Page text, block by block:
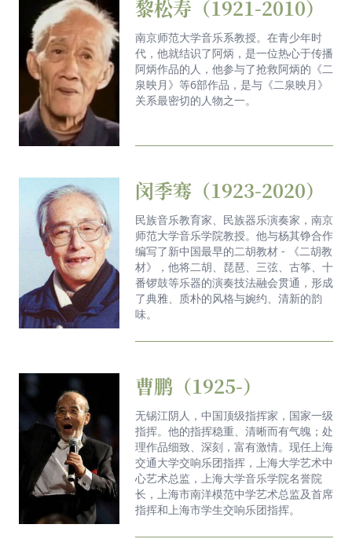
黎松寿（1921-2010）
南京师范大学音乐系教授。在青少年时
代，他就结识了阿炳，是一位热心于传播
阿炳作品的人，他参与了抢救阿炳的《二
泉映月》等6部作品，是与《二泉映月》
关系最密切的人物之一。
闵季骞（1923-2020）
民族音乐教育家、民族器乐演奏家，南京
师范大学音乐学院教授。他与杨其铮合作
编写了新中国最早的二胡教材 - 《二胡教
材》，他将二胡、琵琶、三弦、古筝、十
番锣鼓等乐器的演奏技法融会贯通，形成
了典雅、质朴的风格与婉约、清新的韵
味。
曹鹏（1925-）
无锡江阴人，中国顶级指挥家，国家一级
指挥。他的指挥稳重、清晰而有气魄；处
理作品细致、深刻，富有激情。现任上海
交通大学交响乐团指挥，上海大学艺术中
心艺术总监，上海大学音乐学院名誉院
长，上海市南洋模范中学艺术总监及首席
指挥和上海市学生交响乐团指挥。